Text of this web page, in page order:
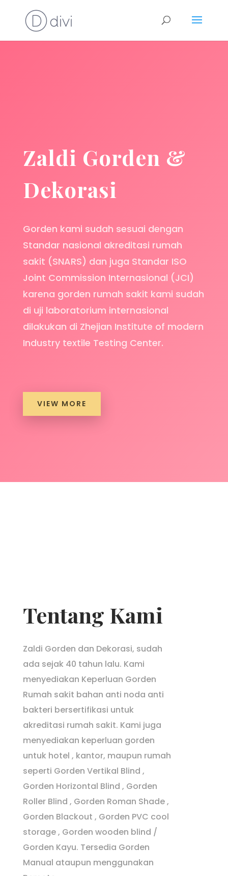
Zaldi Gorden &
Dekorasi
Gorden kami sudah sesuai dengan
Standar nasional akreditasi rumah
sakit (SNARS) dan juga Standar ISO
Joint Commission Internasional (JCI)
karena gorden rumah sakit kami sudah
di uji laboratorium internasional
dilakukan di Zhejian Institute of modern
Industry textile Testing Center.
VIEW MORE
Tentang Kami
Zaldi Gorden dan Dekorasi, sudah
ada sejak 40 tahun lalu. Kami
menyediakan Keperluan Gorden
Rumah sakit bahan anti noda anti
bakteri bersertifikasi untuk
akreditasi rumah sakit. Kami juga
menyediakan keperluan gorden
untuk hotel , kantor, maupun rumah
seperti Gorden Vertikal Blind ,
Gorden Horizontal Blind , Gorden
Roller Blind , Gorden Roman Shade ,
Gorden Blackout , Gorden PVC cool
storage , Gorden wooden blind /
Gorden Kayu. Tersedia Gorden
Manual ataupun menggunakan